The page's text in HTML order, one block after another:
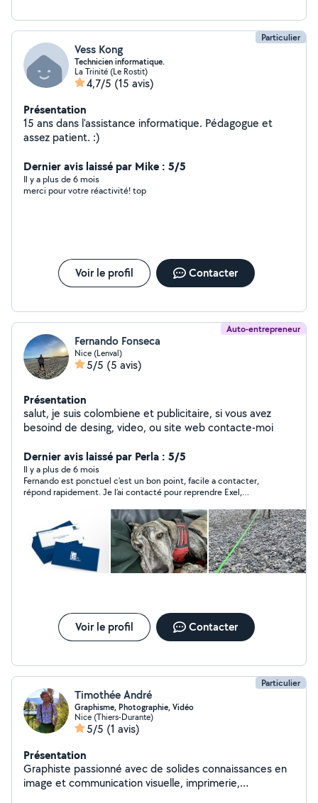
Particulier
Vess Kong
Technicien informatique.
La Trinité (Le Rostit)
4,7/5 (15 avis)
Présentation
15 ans dans l'assistance informatique. Pédagogue et
assez patient. :)
Dernier avis laissé par Mike : 5/5
Il y a plus de 6 mois
merci pour votre réactivité! top
Voir le profil Contacter
Auto-entrepreneur
Fernando Fonseca
Nice (Lenval)
5/5 (5 avis)
Présentation
salut, je suis colombiene et publicitaire, si vous avez
besoind de desing, video, ou site web contacte-moi
Dernier avis laissé par Perla : 5/5
Il y a plus de 6 mois
Fernando est ponctuel c’est un bon point, facile a contacter,
répond rapidement. Je l’ai contacté pour reprendre Exel,
recommande vivement.
Voir le profil Contacter
Particulier
Timothée André
Graphisme, Photographie, Vidéo
Nice (Thiers-Durante)
5/5 (1 avis)
Présentation
Graphiste passionné avec de solides connaissances en
image et communication visuelle, imprimerie,